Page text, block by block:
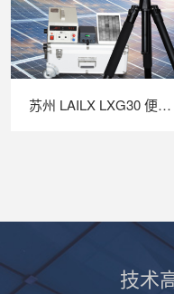
苏州 LAILX LXG30 便携式 EL 检测仪 —— 高清成像精准透视，守护光伏组件全生命周期安全
技术